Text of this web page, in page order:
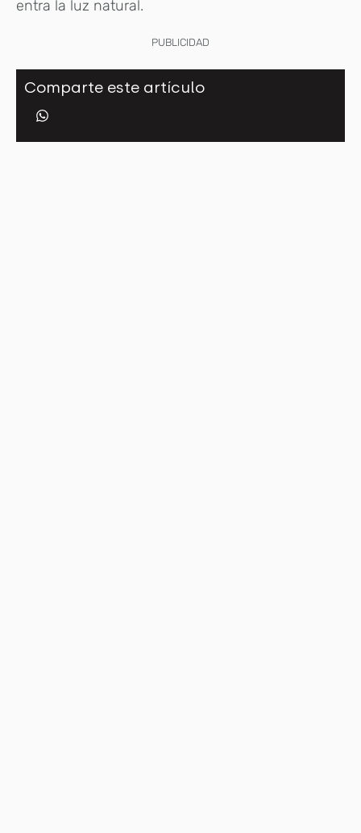
entra la luz natural.
PUBLICIDAD
Comparte este artículo